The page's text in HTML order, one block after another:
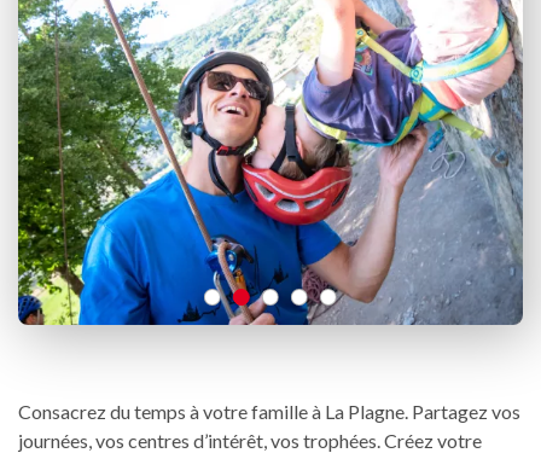
Consacrez du temps à votre famille à La Plagne. Partagez vos
journées, vos centres d’intérêt, vos trophées. Créez votre